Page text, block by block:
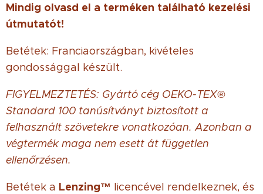
Mindig olvasd el a terméken található kezelési
útmutatót!
Betétek: Franciaországban, kivételes
gondossággal készült.
FIGYELMEZTETÉS: Gyártó cég OEKO-TEX®
Standard 100 tanúsítványt biztosított a
felhasznált szövetekre vonatkozóan. Azonban a
végtermék maga nem esett át független
ellenőrzésen.
Betétek a Lenzing™ licencével rendelkeznek, és